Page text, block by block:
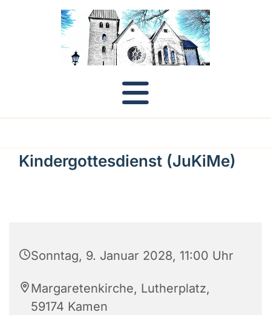
Kindergottesdienst (JuKiMe)
Sonntag, 9. Januar 2028, 11:00 Uhr
Margaretenkirche, Lutherplatz,
59174 Kamen